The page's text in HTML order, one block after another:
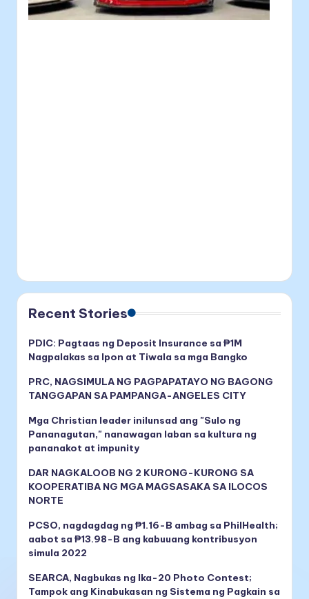
Recent Stories
PDIC: Pagtaas ng Deposit Insurance sa ₱1M
Nagpalakas sa Ipon at Tiwala sa mga Bangko
PRC, NAGSIMULA NG PAGPAPATAYO NG BAGONG
TANGGAPAN SA PAMPANGA-ANGELES CITY
Mga Christian leader inilunsad ang "Sulo ng
Pananagutan," nanawagan laban sa kultura ng
pananakot at impunity
DAR NAGKALOOB NG 2 KURONG-KURONG SA
KOOPERATIBA NG MGA MAGSASAKA SA ILOCOS
NORTE
PCSO, nagdagdag ng ₱1.16-B ambag sa PhilHealth;
aabot sa ₱13.98-B ang kabuuang kontribusyon
simula 2022
SEARCA, Nagbukas ng Ika-20 Photo Contest;
Tampok ang Kinabukasan ng Sistema ng Pagkain sa